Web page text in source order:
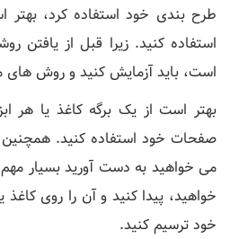
طرح بندی خود استفاده کرد، بهتر
استفاده کنید. زیرا قبل از یافتن
است، باید آزمایش کنید و روش های
بهتر است از یک برگه کاغذ یا هر
صفحات خود استفاده کنید.
می خواهید به دست آورید بسیار
خواهید، پیدا کنید و آن را روی کاغذ
خود ترسیم کنید.